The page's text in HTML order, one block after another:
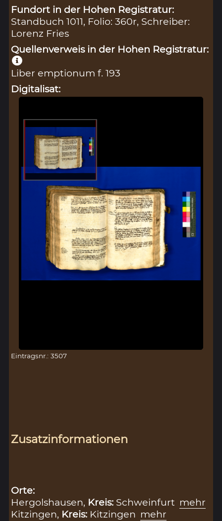
Fundort in der Hohen Registratur:
Standbuch 1011, Folio: 360r, Schreiber:
Lorenz Fries
Quellenverweis in der Hohen Registratur:
Liber emptionum f. 193
Digitalisat:
Eintragsnr.: 3507
Zusatzinformationen
Orte:
Hergolshausen, Kreis: Schweinfurt mehr
Kitzingen, Kreis: Kitzingen mehr